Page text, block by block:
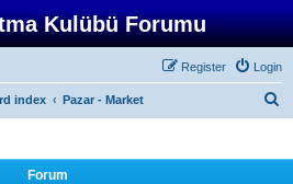
Kulübü Forumu
Login
Register
index Pazar - Market
Forum